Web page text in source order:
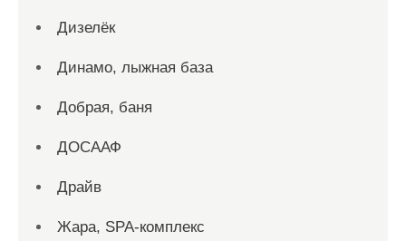
Дизелёк
Динамо, лыжная база
Добрая, баня
ДОСААФ
Драйв
Жара, SPA-комплекс